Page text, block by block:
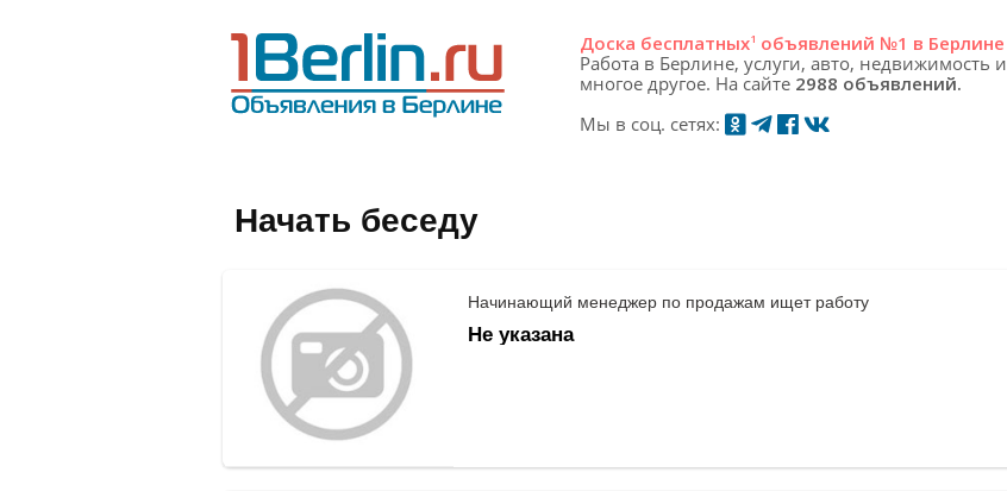
Доска бесплатных1 объявлений №1 в Берлине
Работа в Берлине, услуги, авто, недвижимость и
многое другое. На сайте 2988 объявлений.
Мы в соц. сетях:
Начать беседу
Начинающий менеджер по продажам ищет работу
Не указана